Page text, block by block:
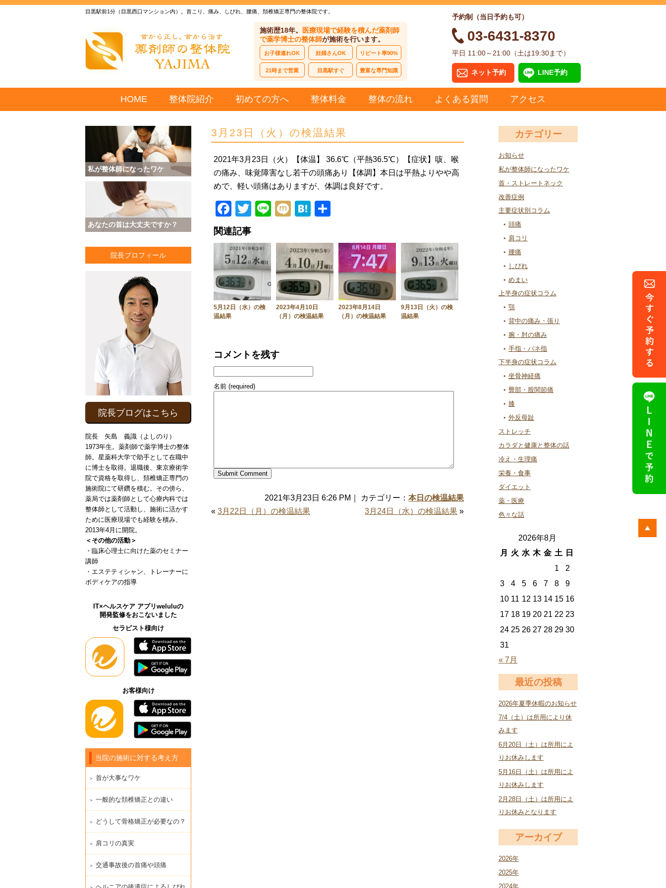
目黒駅前1分（目黒西口マンション内）。首こり、痛み、しびれ、腰痛、頚椎矯正専門の整体院です。
施術歴18年。
医療現場で経験を積んだ薬剤師
で薬学博士の整体師が施術を行います。
お子様連れOK 妊婦さんOK リピート率90%
21時まで営業 目黒駅すぐ 豊富な専門知識
予約制（当日予約も可）
03-6431-8370
平日 11:00～21:00（土は19:30まで）
ネット予約 LINE予約
HOME 整体院紹介 初めての方へ 整体料金 整体の流れ よくある質問 アクセス
カテゴリー
お知らせ
私が整体師になったワケ
首・ストレートネック
改善症例
主要症状別コラム
頭痛
肩コリ
腰痛
しびれ
めまい
上半身の症状コラム
顎
背中の痛み・張り
腕・肘の痛み
手指・バネ指
下半身の症状コラム
坐骨神経痛
臀部・股関節痛
膝
外反母趾
ストレッチ
カラダと健康と整体の話
冷え・生理痛
栄養・食事
ダイエット
薬・医療
色々な話
2026年8月
月
火 水 木 金 土
日
1
2
3
4 5 6 7 8
9
10 11 12 13 14 15 16
17 18 19 20 21 22 23
24 25 26 27 28 29 30
31
« 7月
最近の投稿
2026年夏季休暇のお知らせ
7/4（土）は所用により休
みます
6月20日（土）は所用によ
りお休みします
5月16日（土）は所用によ
りお休みします
2月28日（土）は所用によ
りお休みとなります
アーカイブ
2026年
2025年
2024年
3月23日（火）の検温結果
2021年3月23日（火）【体温】 36.6℃（平熱36.5℃）【症状】咳、喉
の痛み、味覚障害なし若干の頭痛あり【体調】本日は平熱よりやや高
めで、軽い頭痛はありますが、体調は良好です。
Facebook
Twitter
LineMixiHatena
関連記事
5月12日（水）の検
温結果
2023年4月10日
（月）の検温結果
2023年8月14日
（月）の検温結果
9月13日（火）の検
温結果
コメントを残す
名前 (required)
2021年3月23日 6:26 PM｜ カテゴリー： 本日の検温結果
« 3月22日（月）の検温結果 3月24日（水）の検温結果 »
私が整体師になったワケ
あなたの首は大丈夫ですか？
院長プロフィール
院長ブログはこちら
院長 矢島 義識（よしのり）
1973年生。薬剤師で薬学博士の整体
師。星薬科大学で助手として在職中
に博士を取得。退職後、東京療術学
院で資格を取得し、頚椎矯正専門の
施術院にて研鑽を積む。その傍ら、
薬局では薬剤師として心療内科では
整体師として活動し、施術に活かす
ために医療現場でも経験を積み、
2013年4月に開院。
＜その他の活動＞
・臨床心理士に向けた薬のセミナー
講師
・エステティシャン、トレーナーに
ボディケアの指導
IT×ヘルスケア アプリweluluの
開発監修をおこないました
セラピスト様向け
お客様向け
当院の施術に対する考え方
首が大事なワケ
一般的な頚椎矯正との違い
どうして骨格矯正が必要なの？
肩コリの真実
交通事故後の首痛や頭痛